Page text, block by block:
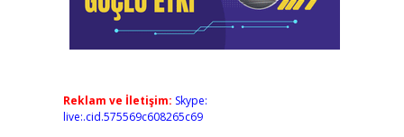
Reklam ve İletişim: Skype:
live:.cid.575569c608265c69